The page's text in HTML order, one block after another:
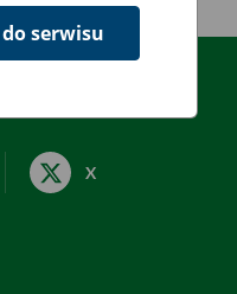
X
serwisu